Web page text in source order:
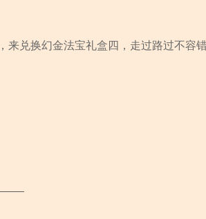
来兑换幻金法宝礼盒四，走过路过不容